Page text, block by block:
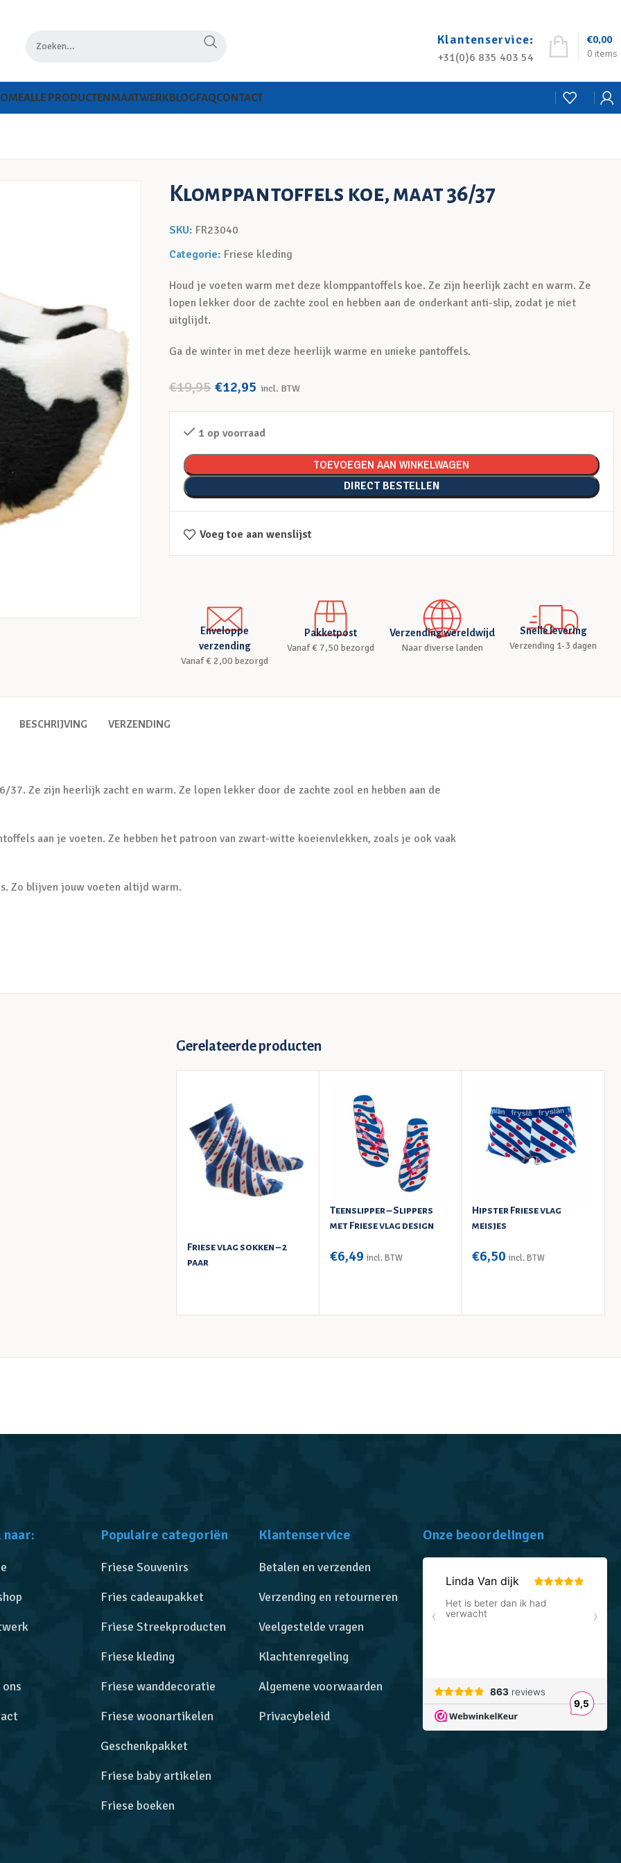
Klantenservice:
+31(0)6 835 403 54 0 items
€0,00
ALLE PRODUCTENMAATWERKBLOGFAQCONTACT
Klomppantoffels koe, maat 36/37
SKU: FR23040
Categorie: Friese kleding
Houd je voeten warm met deze klomppantoffels koe. Ze zijn heerlijk zacht en warm. Ze
lopen lekker door de zachte zool en hebben aan de onderkant anti-slip, zodat je niet
uitglijdt.
Ga de winter in met deze heerlijk warme en unieke pantoffels.
€19,95 €12,95 incl. BTW
1 op voorraad
TOEVOEGEN AAN WINKELWAGEN
DIRECT BESTELLEN
Voeg toe aan wenslijst
Enveloppe
verzending
Vanaf € 2,00 bezorgd
Pakketpost
Vanaf € 7,50 bezorgd
Verzending wereldwijd
Naar diverse landen
Snelle levering
Verzending 1-3 dagen
BESCHRIJVING VERZENDING
Ze zijn heerlijk zacht en warm. Ze lopen lekker door de zachte zool en hebben aan de
aan je voeten. Ze hebben het patroon van zwart-witte koeienvlekken, zoals je ook vaak
Zo blijven jouw voeten altijd warm.
Gerelateerde producten
Friese vlag sokken – 2
paar
Teenslipper – Slippers
met Friese vlag design
€6,49 incl. BTW
Hipster Friese vlag
meisjes
€6,50 incl. BTW
naar: Populaire categoriën
Friese Souvenirs
Fries cadeaupakket
Friese Streekproducten
Friese kleding
Friese wanddecoratie
Friese woonartikelen
Geschenkpakket
Friese baby artikelen
Friese boeken
Klantenservice
Betalen en verzenden
Verzending en retourneren
Veelgestelde vragen
Klachtenregeling
Algemene voorwaarden
Privacybeleid
Onze beoordelingen